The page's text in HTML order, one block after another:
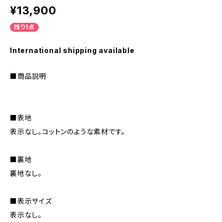
¥13,900
残り1点
International shipping available
■商品説明
■表地
表示なし。コットンのような素材です。
■裏地
裏地なし。
■表示サイズ
表示なし。